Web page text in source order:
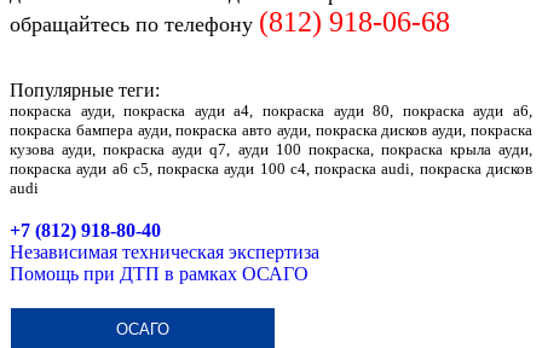
обращайтесь по телефону (812) 918-06-68
Популярные теги:
покраска ауди, покраска ауди а4, покраска ауди 80, покраска ауди а6,
покраска бампера ауди, покраска авто ауди, покраска дисков ауди, покраска
кузова ауди, покраска ауди q7, ауди 100 покраска, покраска крыла ауди,
покраска ауди а6 с5, покраска ауди 100 с4, покраска audi, покраска дисков
audi
+7 (812) 918-80-40
Независимая техническая экспертиза
Помощь при ДТП в рамках ОСАГО
ОСАГО